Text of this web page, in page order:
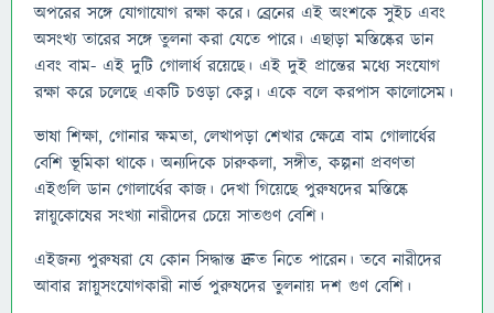
অপরের সঙ্গে যোগাযোগ রক্ষা করে। ব্রেনের এই অংশকে সুইচ এবং
অসংখ্য তারের সঙ্গে তুলনা করা যেতে পারে। এছাড়া মস্তিষ্কের ডান
এবং বাম- এই দুটি গোলার্ধ রয়েছে। এই দুই প্রান্তের মধ্যে সংযোগ
রক্ষা করে চলেছে একটি চওড়া কেব্ল। একে বলে করপাস কালোসেম।
ভাষা শিক্ষা, গোনার ক্ষমতা, লেখাপড়া শেখার ক্ষেত্রে বাম গোলার্ধের
বেশি ভূমিকা থাকে। অন্যদিকে চারুকলা, সঙ্গীত, কল্পনা প্রবণতা
এইগুলি ডান গোলার্ধের কাজ। দেখা গিয়েছে পুরুষদের মস্তিষ্কে
স্নায়ুকোষের সংখ্যা নারীদের চেয়ে সাতগুণ বেশি।
এইজন্য পুরুষরা যে কোন সিদ্ধান্ত দ্রুত নিতে পারেন। তবে নারীদের
আবার স্নায়ুসংযোগকারী নার্ভ পুরুষদের তুলনায় দশ গুণ বেশি।